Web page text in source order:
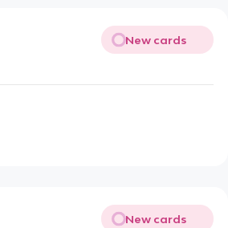
New cards
New cards